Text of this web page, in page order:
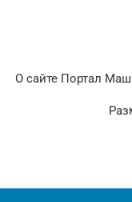
О сайте Портал